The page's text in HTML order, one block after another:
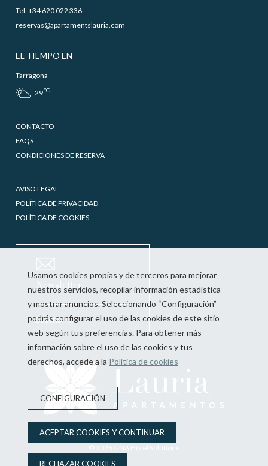
Tel. +34 620 022 336
reservas@apartamentslauria.com
EL TIEMPO EN
Tarragona
29ºC
CONTACTO
FAQS
CONDICIONES DE RESERVA
AVISO LEGAL
POLÍTICA DE PRIVACIDAD
POLÍTICA DE COOKIES
Newsletter
Suscribirme
Usamos cookies propias y de terceros para mejorar
nuestros servicios, recopilar información estadística
y mostrar anuncios. Seleccionando “Configuración”
podrás configurar el uso de las cookies de este sitio
web según tus preferencias. Para obtener más
información sobre el uso de las cookies y tus
derechos, accede a la Política de cookies
CONFIGURACIÓN
ACEPTAR COOKIES Y CONTINUAR
RECHAZAR COOKIES